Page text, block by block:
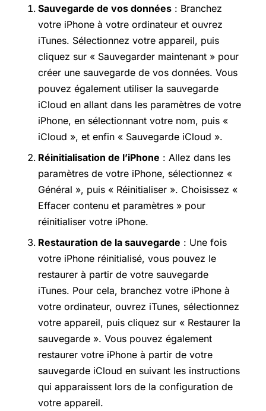
Sauvegarde de vos données : Branchez
votre iPhone à votre ordinateur et ouvrez
iTunes. Sélectionnez votre appareil, puis
cliquez sur « Sauvegarder maintenant » pour
créer une sauvegarde de vos données. Vous
pouvez également utiliser la sauvegarde
iCloud en allant dans les paramètres de votre
iPhone, en sélectionnant votre nom, puis «
iCloud », et enfin « Sauvegarde iCloud ».
Réinitialisation de l’iPhone : Allez dans les
paramètres de votre iPhone, sélectionnez «
Général », puis « Réinitialiser ». Choisissez «
Effacer contenu et paramètres » pour
réinitialiser votre iPhone.
Restauration de la sauvegarde : Une fois
votre iPhone réinitialisé, vous pouvez le
restaurer à partir de votre sauvegarde
iTunes. Pour cela, branchez votre iPhone à
votre ordinateur, ouvrez iTunes, sélectionnez
votre appareil, puis cliquez sur « Restaurer la
sauvegarde ». Vous pouvez également
restaurer votre iPhone à partir de votre
sauvegarde iCloud en suivant les instructions
qui apparaissent lors de la configuration de
votre appareil.